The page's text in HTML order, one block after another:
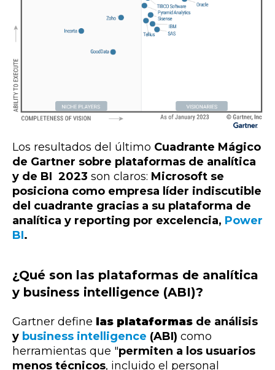
Los resultados del último Cuadrante Mágico
de Gartner sobre plataformas de analítica
y de BI 2023 son claros: Microsoft se
posiciona como empresa líder indiscutible
del cuadrante gracias a su plataforma de
analítica y reporting por excelencia, Power
BI.
¿Qué son las plataformas de analítica
y business intelligence (ABI)?
Gartner define las plataformas de análisis
y business intelligence (ABI) como
herramientas que "permiten a los usuarios
menos técnicos, incluido el personal